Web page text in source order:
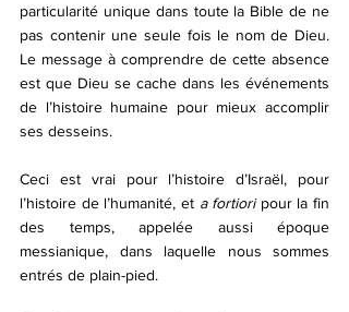
particularité unique dans toute la Bible de ne
pas contenir une seule fois le nom de Dieu.
Le message à comprendre de cette absence
est que Dieu se cache dans les événements
de l’histoire humaine pour mieux accomplir
ses desseins.
Ceci est vrai pour l’histoire d’Israël, pour
l’histoire de l’humanité, et a fortiori pour la fin
des temps, appelée aussi époque
messianique, dans laquelle nous sommes
entrés de plain-pied.